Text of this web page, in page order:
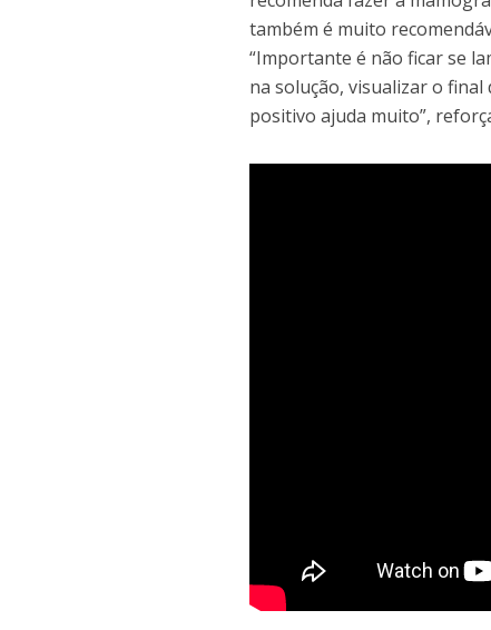
também é muito
“Importante é não ficar se
na solução, visualizar o
positivo ajuda muito”,